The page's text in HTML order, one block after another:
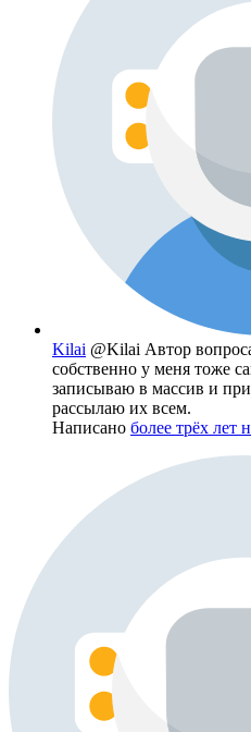
Kilai @Kilai Автор
собственно у меня тоже
записываю в массив и
рассылаю их всем.
Написано более трёх лет